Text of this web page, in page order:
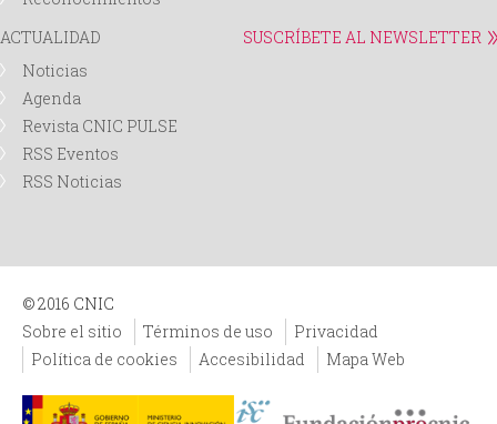
ACTUALIDAD
Noticias
Agenda
Revista CNIC PULSE
RSS Eventos
RSS Noticias
SUSCRÍBETE AL NEWSLETTER
© 2016 CNIC
Sobre el sitio
Términos de uso
Privacidad
Política de cookies
Accesibilidad Mapa Web